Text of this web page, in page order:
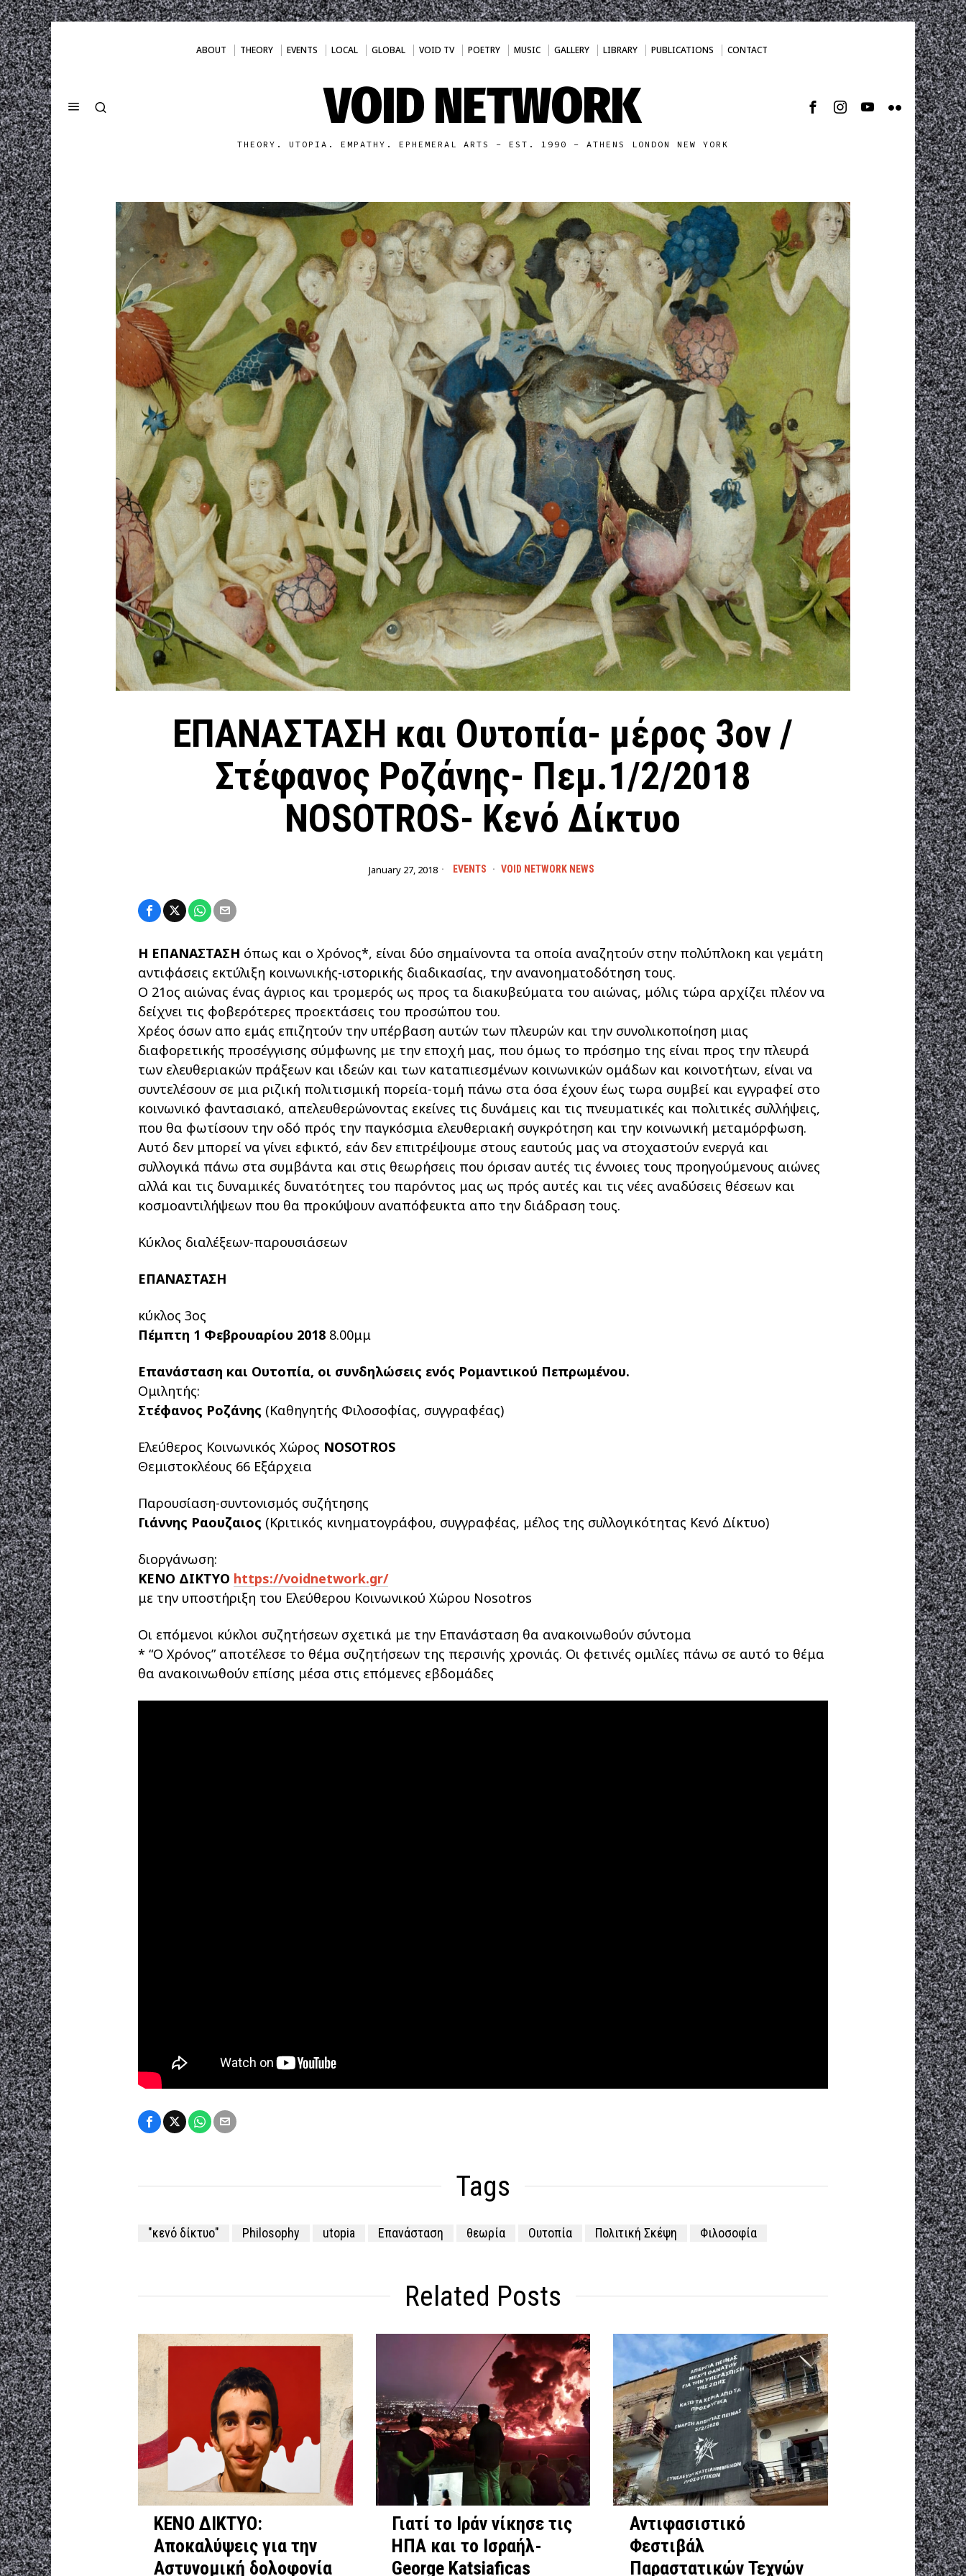
ABOUT THEORY EVENTS LOCAL GLOBAL VOID TV POETRY MUSIC GALLERY LIBRARY PUBLICATIONS CONTACT
VOID NETWORK
THEORY. UTOPIA. EMPATHY. EPHEMERAL ARTS - EST. 1990 - ATHENS LONDON NEW YORK
ΕΠΑΝΑΣΤΑΣΗ και Ουτοπία- μέρος 3ον /
Στέφανος Ροζάνης- Πεμ.1/2/2018
NOSOTROS- Κενό Δίκτυο
January 27, 2018 EVENTS · VOID NETWORK NEWS
Η ΕΠΑΝΑΣΤΑΣΗ όπως και ο Χρόνος*, είναι δύο σημαίνοντα τα οποία αναζητούν στην πολύπλοκη και γεμάτη
αντιφάσεις εκτύλιξη κοινωνικής-ιστορικής διαδικασίας, την ανανοηματοδότηση τους.
Ο 21ος αιώνας ένας άγριος και τρομερός ως προς τα διακυβεύματα του αιώνας, μόλις τώρα αρχίζει πλέον να
δείχνει τις φοβερότερες προεκτάσεις του προσώπου του.
Χρέος όσων απο εμάς επιζητούν την υπέρβαση αυτών των πλευρών και την συνολικοποίηση μιας
διαφορετικής προσέγγισης σύμφωνης με την εποχή μας, που όμως το πρόσημο της είναι προς την πλευρά
των ελευθεριακών πράξεων και ιδεών και των καταπιεσμένων κοινωνικών ομάδων και κοινοτήτων, είναι να
συντελέσουν σε μια ριζική πολιτισμική πορεία-τομή πάνω στα όσα έχουν έως τωρα συμβεί και εγγραφεί στο
κοινωνικό φαντασιακό, απελευθερώνοντας εκείνες τις δυνάμεις και τις πνευματικές και πολιτικές συλλήψεις,
που θα φωτίσουν την οδό πρός την παγκόσμια ελευθεριακή συγκρότηση και την κοινωνική μεταμόρφωση.
Αυτό δεν μπορεί να γίνει εφικτό, εάν δεν επιτρέψουμε στους εαυτούς μας να στοχαστούν ενεργά και
συλλογικά πάνω στα συμβάντα και στις θεωρήσεις που όρισαν αυτές τις έννοιες τους προηγούμενους αιώνες
αλλά και τις δυναμικές δυνατότητες του παρόντος μας ως πρός αυτές και τις νέες αναδύσεις θέσεων και
κοσμοαντιλήψεων που θα προκύψουν αναπόφευκτα απο την διάδραση τους.
Κύκλος διαλέξεων-παρουσιάσεων
ΕΠΑΝΑΣΤΑΣΗ
κύκλος 3ος
Πέμπτη 1 Φεβρουαρίου 20188.00μμ
Επανάσταση και Ουτοπία, οι συνδηλώσεις ενός Ρομαντικού Πεπρωμένου.
Ομιλητής:
Στέφανος Ροζάνης (Καθηγητής Φιλοσοφίας, συγγραφέας)
Ελεύθερος Κοινωνικός Χώρος ΝOSOTROS
Θεμιστοκλέους 66 Εξάρχεια
Παρουσίαση-συντονισμός συζήτησης
Γιάννης Ραουζαιος (Κριτικός κινηματογράφου, συγγραφέας, μέλος της συλλογικότητας Κενό Δίκτυο)
διοργάνωση:
ΚΕΝΟ ΔΙΚΤΥΟ https://voidnetwork.gr/
με την υποστήριξη του Ελεύθερου Κοινωνικού Χώρου Nosotros
Οι επόμενοι κύκλοι συζητήσεων σχετικά με την Επανάσταση θα ανακοινωθούν σύντομα
* “Ο Χρόνος” αποτέλεσε το θέμα συζητήσεων της περσινής χρονιάς. Οι φετινές ομιλίες πάνω σε αυτό το θέμα
θα ανακοινωθούν επίσης μέσα στις επόμενες εβδομάδες
Tags
"κενό δίκτυο" Philosophy utopia Επανάσταση θεωρία Ουτοπία Πολιτική Σκέψη Φιλοσοφία
Related Posts
ΚΕΝΟ ΔΙΚΤΥΟ:
Αποκαλύψεις για την
Αστυνομική δολοφονία
Γιατί το Ιράν νίκησε τις
ΗΠΑ και το Ισραήλ-
George Katsiaficas
Αντιφασιστικό
Φεστιβάλ
Παραστατικών Τεχνών